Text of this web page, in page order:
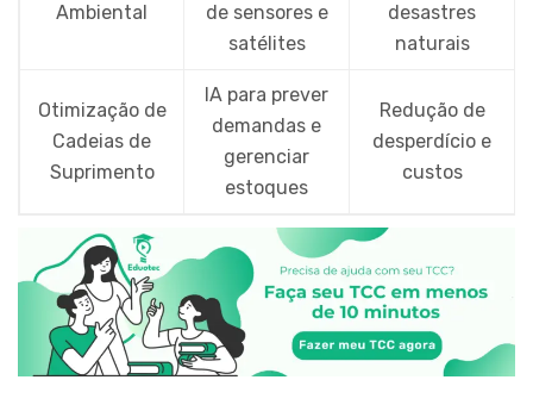
Ambiental
de sensores e
satélites
desastres
naturais
Otimização de
Cadeias de
Suprimento
IA para prever
demandas e
gerenciar
estoques
Redução de
desperdício e
custos